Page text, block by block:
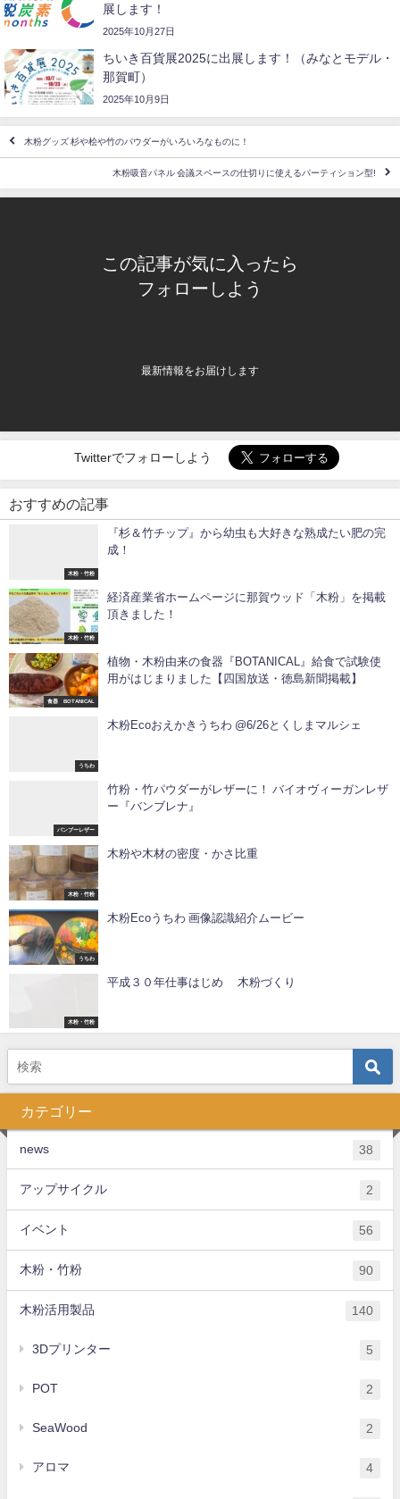
展します！
2025年10月27日
ちいき百貨展2025に出展します！（みなとモデル・
那賀町）
2025年10月9日
木粉グッズ 杉や桧や竹のパウダーがいろいろなものに！
木粉吸音パネル 会議スペースの仕切りに使えるパーティション型!
この記事が気に入ったら
フォローしよう
最新情報をお届けします
Twitterでフォローしよう
おすすめの記事
木粉・竹粉
『杉＆竹チップ』から幼虫も大好きな熟成たい肥の完
成！
木粉・竹粉
経済産業省ホームページに那賀ウッド「木粉」を掲載
頂きました！
食器 BOTANICAL
植物・木粉由来の食器『BOTANICAL』給食で試験使
用がはじまりました【四国放送・徳島新聞掲載】
うちわ
木粉Ecoおえかきうちわ @6/26とくしまマルシェ
バンブーレザー
竹粉・竹パウダーがレザーに！ バイオヴィーガンレザ
ー『バンブレナ』
木粉・竹粉
木粉や木材の密度・かさ比重
うちわ
木粉Ecoうちわ 画像認識紹介ムービー
木粉・竹粉
平成３０年仕事はじめ 木粉づくり
カテゴリー
news 38
アップサイクル 2
イベント 56
木粉・竹粉 90
木粉活用製品 140
3Dプリンター 5
POT 2
SeaWood 2
アロマ 4